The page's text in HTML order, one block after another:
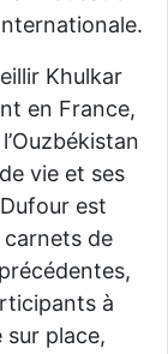
Khulkar
en France,
vie et ses
est
de
à
place,